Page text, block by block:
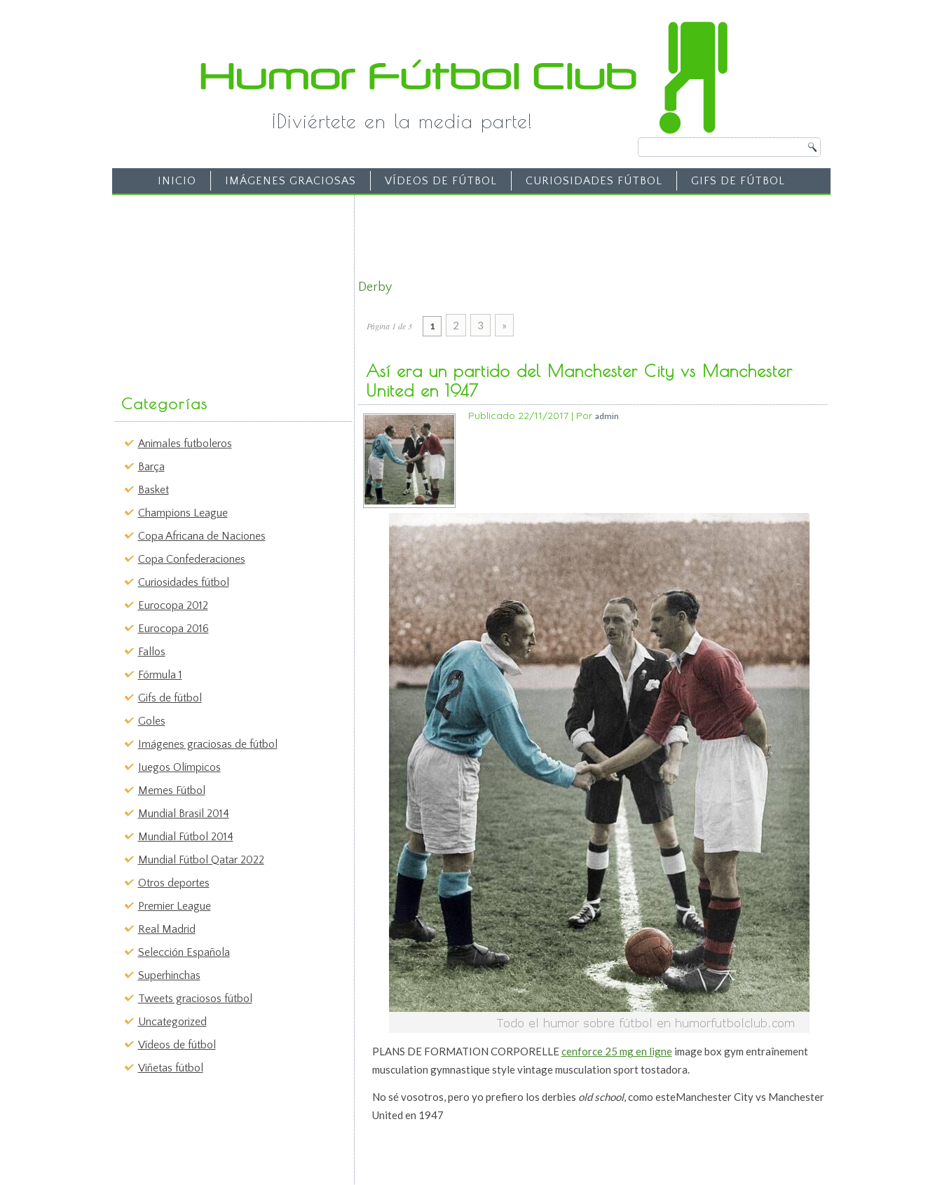
¡Diviértete en la media parte!
INICIO IMÁGENES GRACIOSAS VÍDEOS DE FÚTBOL CURIOSIDADES FÚTBOL GIFS DE FÚTBOL
Categorías
Animales futboleros
Barça
Basket
Champions League
Copa Africana de Naciones
Copa Confederaciones
Curiosidades fútbol
Eurocopa 2012
Eurocopa 2016
Fallos
Fórmula 1
Gifs de fútbol
Goles
Imágenes graciosas de fútbol
Juegos Olímpicos
Memes Fútbol
Mundial Brasil 2014
Mundial Fútbol 2014
Mundial Fútbol Qatar 2022
Otros deportes
Premier League
Real Madrid
Selección Española
Superhinchas
Tweets graciosos fútbol
Uncategorized
Vídeos de fútbol
Viñetas fútbol
Derby
Página 1 de 3 1 2 3 »
Así era un partido del Manchester City vs Manchester
United en 1947
Publicado 22/11/2017| Por admin
PLANS DE FORMATION CORPORELLEcenforce 25 mg en ligneimage box gym entraînement
musculation gymnastique style vintage musculation sport tostadora.
No sé vosotros, pero yo prefiero los derbies old school, como esteManchester City vs Manchester
United en 1947